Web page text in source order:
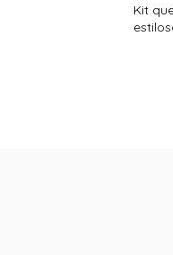
Kit